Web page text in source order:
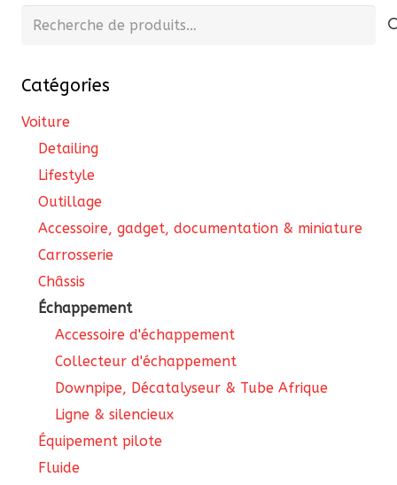
Recherche
Catégories
Voiture
Detailing
Lifestyle
Outillage
Accessoire, gadget, documentation & miniature
Carrosserie
Châssis
Échappement
Accessoire d'échappement
Collecteur d'échappement
Downpipe, Décatalyseur & Tube Afrique
Ligne & silencieux
Équipement pilote
Fluide